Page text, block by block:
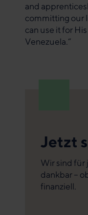
and
committing our
can use it for
Venezuela.“
Jetzt
Wir sind
dankbar –
finanziell.